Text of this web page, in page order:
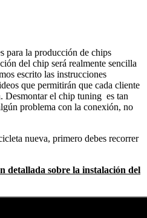
para la producción de chips
del chip será realmente sencilla
escrito las instrucciones
que permitirán que cada cliente
Desmontar el chip tuning es tan
problema con la conexión, no
nueva, primero debes recorrer
detallada sobre la instalación del